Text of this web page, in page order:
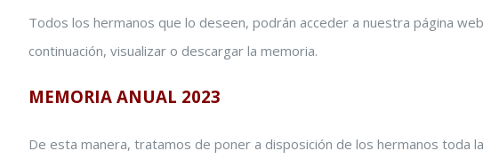
Todos los hermanos que lo deseen, podrán acceder a nuestra página
continuación, visualizar o descargar la memoria.
MEMORIA ANUAL 2023
De esta manera, tratamos de poner a disposición de los hermanos toda